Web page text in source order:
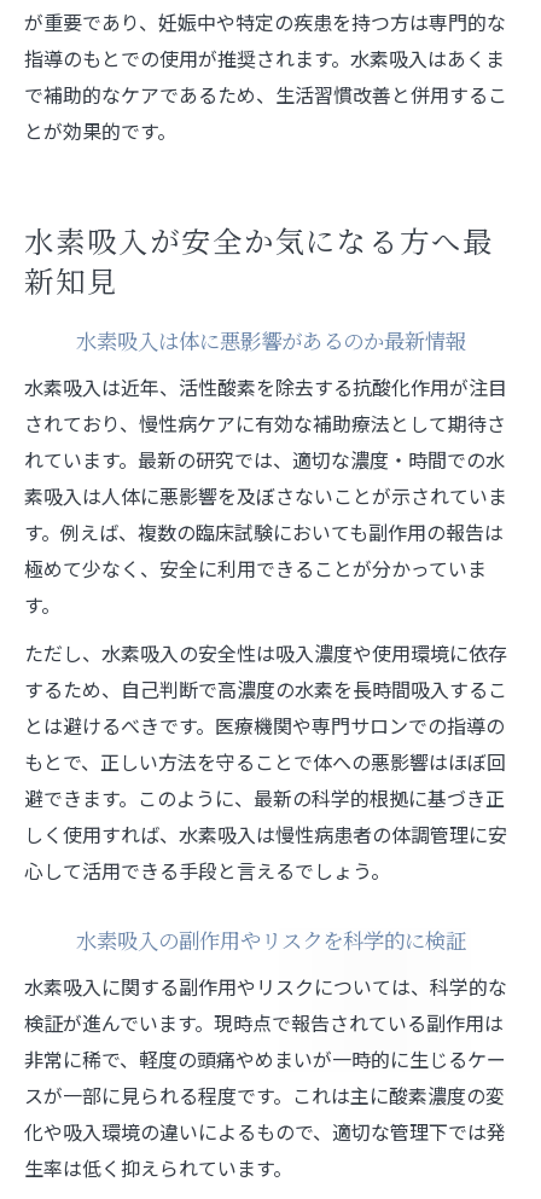
が重要であり、妊娠中や特定の疾患を持つ方は専門的な
指導のもとでの使用が推奨されます。水素吸入はあくま
で補助的なケアであるため、生活習慣改善と併用するこ
とが効果的です。
水素吸入が安全か気になる方へ最
新知見
水素吸入は体に悪影響があるのか最新情報
水素吸入は近年、活性酸素を除去する抗酸化作用が注目
されており、慢性病ケアに有効な補助療法として期待さ
れています。最新の研究では、適切な濃度・時間での水
素吸入は人体に悪影響を及ぼさないことが示されていま
す。例えば、複数の臨床試験においても副作用の報告は
極めて少なく、安全に利用できることが分かっていま
す。
ただし、水素吸入の安全性は吸入濃度や使用環境に依存
するため、自己判断で高濃度の水素を長時間吸入するこ
とは避けるべきです。医療機関や専門サロンでの指導の
もとで、正しい方法を守ることで体への悪影響はほぼ回
避できます。このように、最新の科学的根拠に基づき正
しく使用すれば、水素吸入は慢性病患者の体調管理に安
心して活用できる手段と言えるでしょう。
水素吸入の副作用やリスクを科学的に検証
水素吸入に関する副作用やリスクについては、科学的な
検証が進んでいます。現時点で報告されている副作用は
非常に稀で、軽度の頭痛やめまいが一時的に生じるケー
スが一部に見られる程度です。これは主に酸素濃度の変
化や吸入環境の違いによるもので、適切な管理下では発
生率は低く抑えられています。